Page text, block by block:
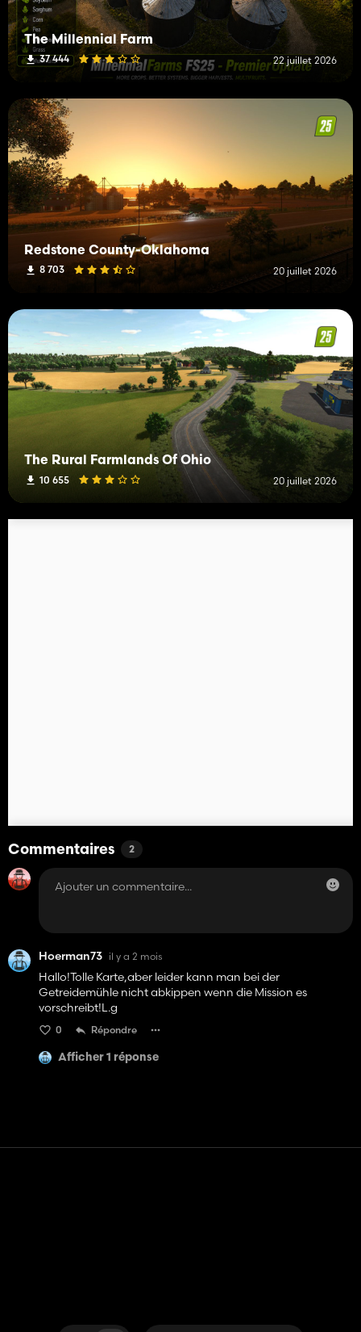
The Millennial Farm
37 444 22 juillet 2026
Redstone County-Oklahoma
8 703 20 juillet 2026
The Rural Farmlands Of Ohio
10 655 20 juillet 2026
Commentaires 2
Hoerman73 il y a 2 mois
Hallo!Tolle Karte,aber leider kann man bei der
Getreidemühle nicht abkippen wenn die Mission es
vorschreibt!L.g
0 Répondre
Afficher 1 réponse